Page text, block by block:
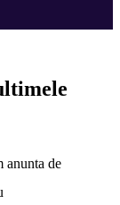
anunta de